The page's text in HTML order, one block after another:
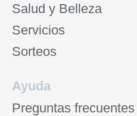
Salud y Belleza
Servicios
Sorteos
Ayuda
Preguntas frecuentes